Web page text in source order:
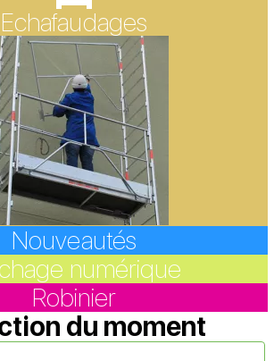
Echafaudages
Nouveautés
numérique
Robinier
du moment